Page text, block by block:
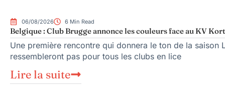
06/08/2026 6 Min Read
Belgique : Club Brugge annonce les couleurs face au KV
Une première rencontre qui donnera le ton de la saison
ressembleront pas pour tous les clubs en lice
Lire la suite